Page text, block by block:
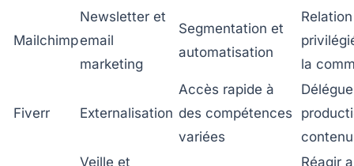
Mailchimp
Newsletter et
email
marketing
Segmentation et
automatisation
Relation
la
Fiverr Externalisation
Accès rapide à
des compétences
variées
contenu
Veille et
Réagir